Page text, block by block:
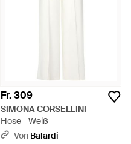
Fr. 309
SIMONA CORSELLINI
Hose - Weiß
Von Balardi